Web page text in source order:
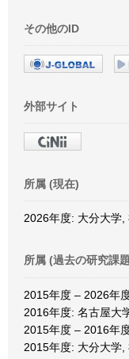
その他のID
外部サイト
所属 (現在)
2026年度: 大分大学
所属 (過去の研究課
2015年度 – 2026年
2016年度: 名古屋大
2015年度 – 2016年
2015年度: 大分大学